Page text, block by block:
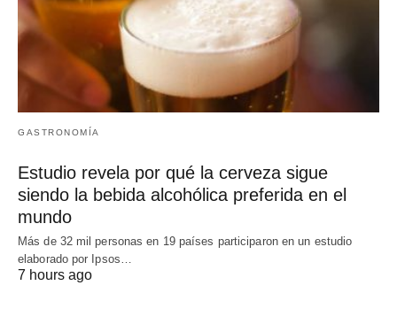
GASTRONOMÍA
Estudio revela por qué la cerveza sigue
siendo la bebida alcohólica preferida en el
mundo
Más de 32 mil personas en 19 países participaron en un estudio
elaborado por Ipsos…
7 hours ago